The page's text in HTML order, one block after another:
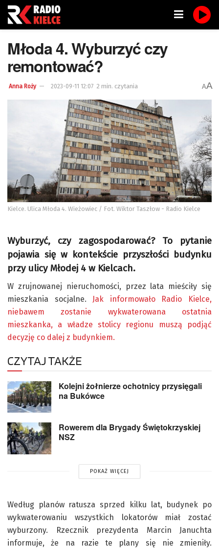
Młoda 4. Wyburzyć czy
remontować?
Anna Roży 2023-09-11 12:07 2 min. czytania AA
Kielce. Ulica Młoda 4. Wieżowiec / Fot. Wiktor Taszłow - Radio Kielce
Wyburzyć, czy zagospodarować? To pytanie
pojawia się w kontekście przyszłości budynku
przy ulicy Młodej 4 w Kielcach.
W zrujnowanej nieruchomości, przez lata mieściły się
mieszkania socjalne. Jak informowało Radio Kielce,
niebawem zostanie wykwaterowana ostatnia
mieszkanka, a władze stolicy regionu muszą podjąć
decyzję co dalej z budynkiem.
CZYTAJ TAKŻE
Kolejni żołnierze ochotnicy przysięgali
na Bukówce
Rowerem dla Brygady Świętokrzyskiej
NSZ
POKAŻ WIĘCEJ
Według planów ratusza sprzed kilku lat, budynek po
wykwaterowaniu wszystkich lokatorów miał zostać
wyburzony. Rzecznik prezydenta Marcin Januchta
informuje, że na razie te plany się nie zmieniły.